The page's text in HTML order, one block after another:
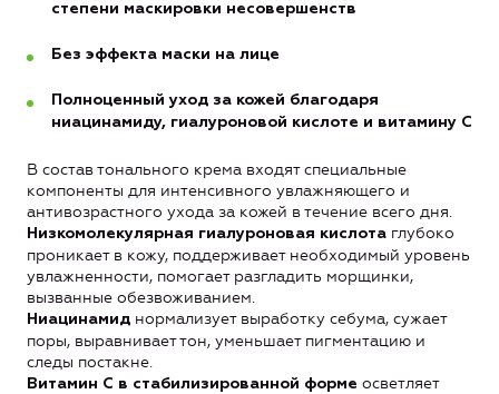
степени маскировки несовершенств
Без эффекта маски на лице
Полноценный уход за кожей благодаря
ниацинамиду, гиалуроновой кислоте и витамину С
В состав тонального крема входят специальные
компоненты для интенсивного увлажняющего и
антивозрастного ухода за кожей в течение всего дня.
Низкомолекулярная гиалуроновая кислота глубоко
проникает в кожу, поддерживает необходимый уровень
увлажненности, помогает разгладить морщинки,
вызванные обезвоживанием.
Ниацинамид нормализует выработку себума, сужает
поры, выравнивает тон, уменьшает пигментацию и
следы постакне.
Витамин С в стабилизированной форме осветляет